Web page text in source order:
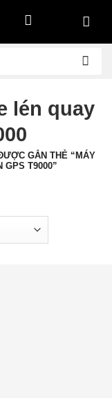
lén quay
GẮN THẺ “MÁY
GPS T9000”